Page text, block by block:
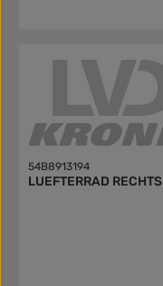
54B8913194
LUEFTERRAD RECHTS